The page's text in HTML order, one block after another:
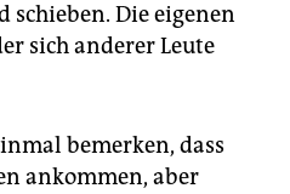
Die eigenen
sich anderer Leute
bemerken, dass
ankommen, aber